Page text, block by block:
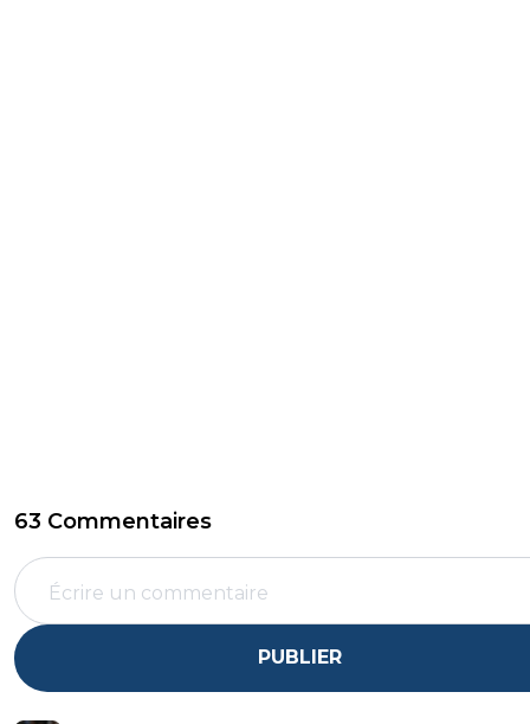
63 Commentaires
PUBLIER